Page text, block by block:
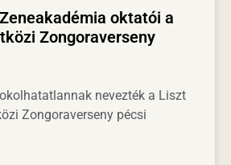
oktatói a
Zongoraverseny
nevezték a Liszt
Zongoraverseny pécsi